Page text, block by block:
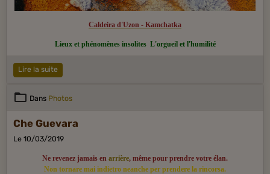
Caldeira d'Uzon - Kamchatka
Lieux et phénomènes insolites L'orgueil et l'humilité
Lire la suite
Dans Photos
Che Guevara
Le 10/03/2019
Ne revenez jamais en arrière, même pour prendre votre élan.
Non tornare mai indietro neanche per prendere la rincorsa.